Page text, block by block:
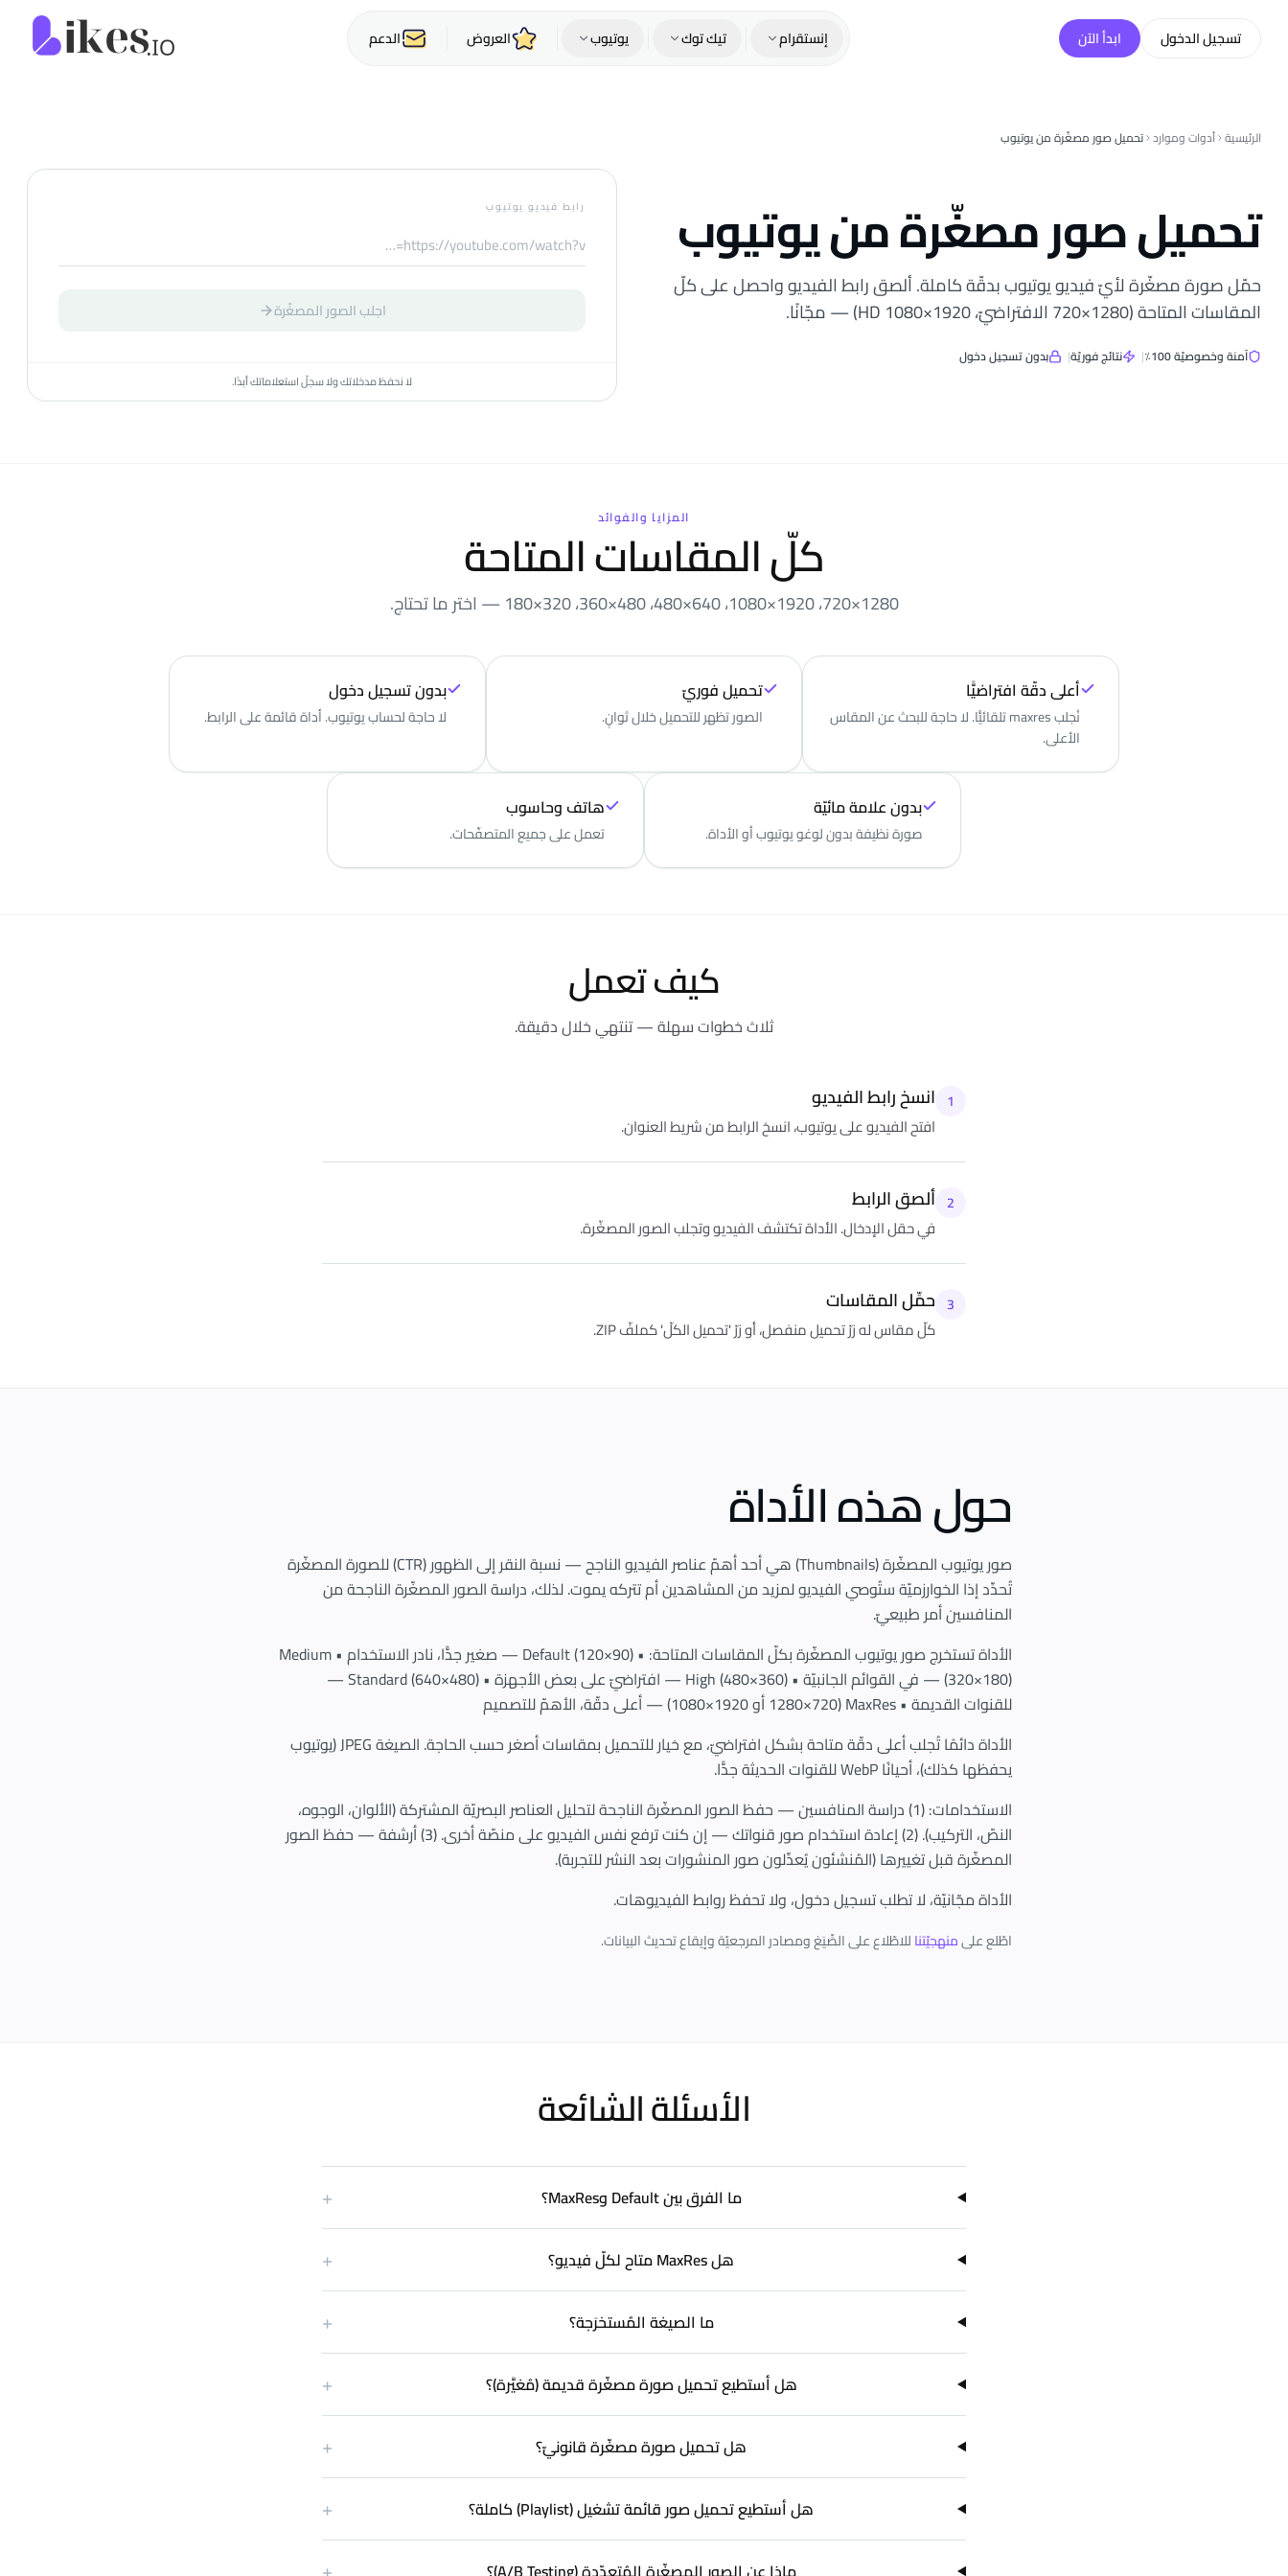
إنستقرام تيك توك يوتيوب العروض الدعم تسجيل الدخول ابدأ الآن
الرئيسية أدوات وموارد تحميل صور مصغّرة من يوتيوب
تحميل صور مصغّرة من يوتيوب
حمّل صورة مصغّرة لأيّ فيديو يوتيوب بدقّة كاملة. ألصق رابط الفيديو واحصل على كلّ
المقاسات المتاحة (1280×720 الافتراضيّ، 1920×1080 HD) — مجّانًا.
آمنة وخصوصيّة 100٪ | نتائج فوريّة| بدون تسجيل دخول
رابط فيديو يوتيوب
اجلب الصور المصغّرة
لا نحفظ مدخلاتك ولا سجلّ استعلاماتك أبدًا.
المزايا والفوائد
كلّ المقاسات المتاحة
1280×720، 1920×1080، 640×480، 480×360، 320×180 — اختر ما تحتاج.
أعلى دقّة افتراضيًّا
نُجلب maxres تلقائيًّا. لا حاجة للبحث عن المقاس
الأعلى.
تحميل فوريّ
الصور تظهر للتحميل خلال ثوانٍ.
بدون تسجيل دخول
لا حاجة لحساب يوتيوب. أداة قائمة على الرابط.
بدون علامة مائيّة
صورة نظيفة بدون لوغو يوتيوب أو الأداة.
هاتف وحاسوب
تعمل على جميع المتصفّحات.
كيف تعمل
ثلاث خطوات سهلة — تنتهي خلال دقيقة.
1 انسخ رابط الفيديو
افتح الفيديو على يوتيوب، انسخ الرابط من شريط العنوان.
2 ألصق الرابط
في حقل الإدخال. الأداة تكتشف الفيديو وتجلب الصور المصغّرة.
3 حمِّل المقاسات
كلّ مقاس له زرّ تحميل منفصل، أو زرّ 'تحميل الكلّ' كملفّ ZIP.
حول هذه الأداة
صور يوتيوب المصغّرة (Thumbnails) هي أحد أهمّ عناصر الفيديو الناجح — نسبة النقر إلى الظهور (CTR) للصورة المصغّرة
تُحدِّد إذا الخوارزميّة ستُوصي الفيديو لمزيد من المشاهدين أم تتركه يموت. لذلك، دراسة الصور المصغّرة الناجحة من
المنافسين أمر طبيعيّ.
الأداة تستخرج صور يوتيوب المصغّرة بكلّ المقاسات المتاحة: • Default (120×90) — صغير جدًّا، نادر الاستخدام • Medium
(320×180) — في القوائم الجانبيّة • High (480×360) — افتراضيّ على بعض الأجهزة • Standard (640×480) —
للقنوات القديمة • MaxRes (1280×720 أو 1920×1080) — أعلى دقّة، الأهمّ للتصميم
الأداة دائمًا تُجلب أعلى دقّة متاحة بشكل افتراضيّ، مع خيار للتحميل بمقاسات أصغر حسب الحاجة. الصيغة JPEG (يوتيوب
يحفظها كذلك)، أحيانًا WebP للقنوات الحديثة جدًّا.
الاستخدامات: (1) دراسة المنافسين — حفظ الصور المصغّرة الناجحة لتحليل العناصر البصريّة المشتركة (الألوان، الوجوه،
النصّ، التركيب). (2) إعادة استخدام صور قنواتك — إن كنت ترفع نفس الفيديو على منصّة أخرى. (3) أرشفة — حفظ الصور
المصغّرة قبل تغييرها (المُنشئون يُعدِّلون صور المنشورات بعد النشر للتجربة).
الأداة مجّانيّة، لا تطلب تسجيل دخول، ولا تحفظ روابط الفيديوهات.
اطّلع علىمنهجيّتناللاطّلاع على الصِّيَغ ومصادر المرجعيّة وإيقاع تحديث البيانات.
الأسئلة الشائعة
ما الفرق بين Default وMaxRes؟ +
هل MaxRes متاح لكلّ فيديو؟ +
ما الصيغة المُستخرَجة؟ +
هل أستطيع تحميل صورة مصغّرة قديمة (مُغيَّرة)؟ +
هل تحميل صورة مصغّرة قانونيّ؟ +
هل أستطيع تحميل صور قائمة تشغيل (Playlist) كاملة؟ +